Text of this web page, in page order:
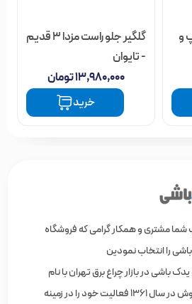
- چپ و
تومان
گلگیر جلو راست مزدا 3 قدیم
- تایوان
۱۳,۹۸۰,۰۰۰تومان
خرید
شما مشتری و همکار گرامی که فروشگاه
را انتخاب نمودین
باشی در بازار چراغ برق تهران با نام
قدیمی فروشگاه آذرهوش در سال 1361 فعالیت خود را در زمینه